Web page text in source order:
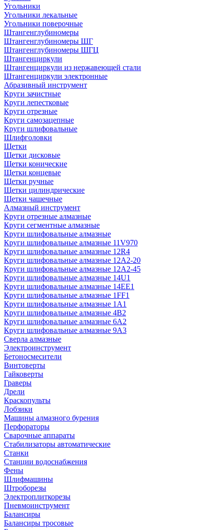
Угольники
Угольники лекальные
Угольники поверочные
Штангенглубиномеры
Штангенглубиномеры ШГ
Штангенглубиномеры ШГЦ
Штангенциркули
Штангенциркули из нержавеющей стали
Штангенциркули электронные
Абразивный инструмент
Круги зачистные
Круги лепестковые
Круги отрезные
Круги самозацепные
Круги шлифовальные
Шлифголовки
Щетки
Щетки дисковые
Щетки конические
Щетки концевые
Щетки ручные
Щетки цилиндрические
Щетки чашечные
Алмазный инструмент
Круги отрезные алмазные
Круги сегментные алмазные
Круги шлифовальные алмазные
Круги шлифовальные алмазные 11V970
Круги шлифовальные алмазные 12R4
Круги шлифовальные алмазные 12А2-20
Круги шлифовальные алмазные 12А2-45
Круги шлифовальные алмазные 14U1
Круги шлифовальные алмазные 14ЕЕ1
Круги шлифовальные алмазные 1FF1
Круги шлифовальные алмазные 1А1
Круги шлифовальные алмазные 4В2
Круги шлифовальные алмазные 6A2
Круги шлифовальные алмазные 9А3
Сверла алмазные
Электроинструмент
Бетоносмесители
Винтоверты
Гайковерты
Граверы
Дрели
Краскопульты
Лобзики
Машины алмазного бурения
Перфораторы
Сварочные аппараты
Стабилизаторы автоматические
Станки
Станции водоснабжения
Фены
Шлифмашины
Штроборезы
Электроплиткорезы
Пневмоинструмент
Балансиры
Балансиры тросовые